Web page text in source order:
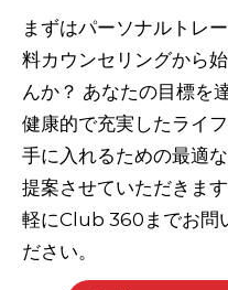
まずはパーソナルトレ
料カウンセリングから
んか？ あなたの目標を
健康的で充実したライ
手に入れるための最適
提案させていただきま
軽にClub 360までお問
ださい。